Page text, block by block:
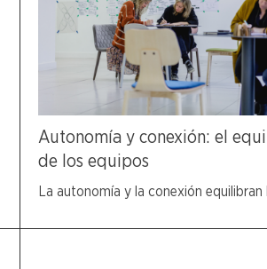
Autonomía y conexión: el
de los equipos
La autonomía y la conexión equilibran